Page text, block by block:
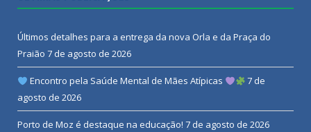
Últimos detalhes para a entrega da nova Orla e da Praça do
Praião 7 de agosto de 2026
Encontro pela Saúde Mental de Mães Atípicas
7 de
agosto de 2026
Porto de Moz é destaque na educação! 7 de agosto de 2026